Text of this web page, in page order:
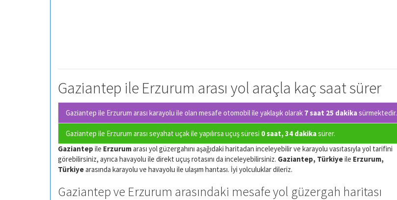
Gaziantep ile Erzurum arası yol araçla kaç saat sürer
Gaziantep ile Erzurum arası karayolu ile olan mesafe otomobil ile yaklaşık olarak 7 saat 25 dakikasürmektedir.
Gaziantep ile Erzurum arası seyahat uçak ile yapılırsa uçuş süresi 0 saat, 34 dakikasürer.
Gaziantep ile Erzurumarası yol güzergahını aşağıdaki haritadan inceleyebilir ve karayolu vasıtasıyla yol tarifini
görebilirsiniz, ayrıca havayolu ile direkt uçuş rotasını da inceleyebilirsiniz. Gaziantep, Türkiyeile Erzurum,
Türkiyearasında karayolu ve havayolu ile ulaşım harıtası. İyi yolculuklar dileriz.
Gaziantep ve Erzurum arasındaki mesafe yol güzergah haritası